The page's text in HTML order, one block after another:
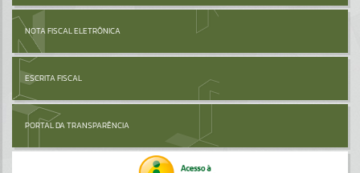
NOTA FISCAL ELETRÔNICA
ESCRITA FISCAL
PORTAL DA TRANSPARÊNCIA